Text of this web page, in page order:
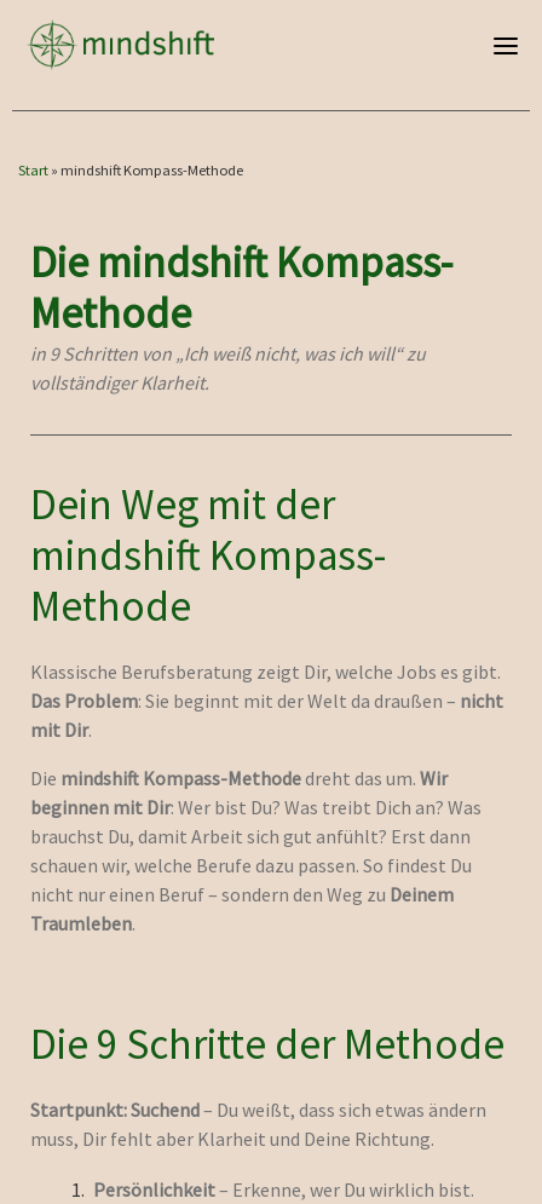
Zum Inhalt springen
Start » mindshift Kompass-Methode
Die mindshift Kompass-
Methode
in 9 Schritten von „Ich weiß nicht, was ich will“ zu
vollständiger Klarheit.
Dein Weg mit der
mindshift Kompass-
Methode
Klassische Berufsberatung zeigt Dir, welche Jobs es gibt.
Das Problem: Sie beginnt mit der Welt da draußen – nicht
mit Dir.
Die mindshift Kompass-Methodedreht das um. Wir
beginnen mit Dir: Wer bist Du? Was treibt Dich an? Was
brauchst Du, damit Arbeit sich gut anfühlt? Erst dann
schauen wir, welche Berufe dazu passen. So findest Du
nicht nur einen Beruf – sondern den Weg zu Deinem
Traumleben.
Die 9 Schritte der Methode
Startpunkt:Suchend– Du weißt, dass sich etwas ändern
muss, Dir fehlt aber Klarheit und Deine Richtung.
Persönlichkeit– Erkenne, wer Du wirklich bist.